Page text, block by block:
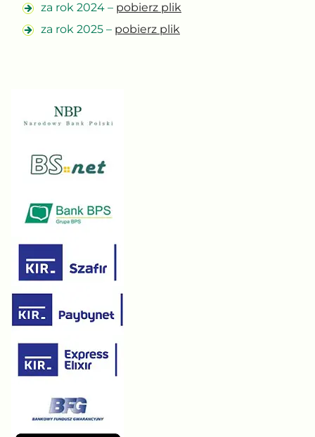
za rok 2024 – pobierz plik
za rok 2025 – pobierz plik